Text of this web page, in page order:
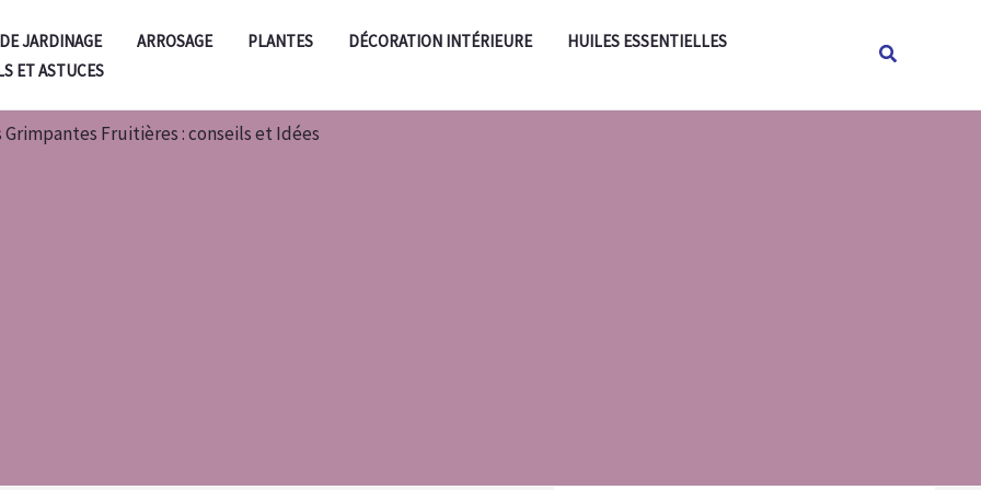
JARDINAGE ARROSAGE PLANTES DÉCORATION INTÉRIEURE
HUILES ESSENTIELLES
ET ASTUCES
Rechercher
Fruitières : conseils et Idées